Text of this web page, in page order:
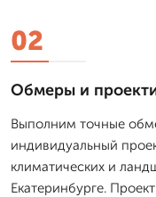
02
Обмеры и
Выполним точные
индивидуальный
климатических и
Екатеринбурге.